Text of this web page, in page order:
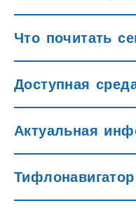
Что почитать
Доступная
Актуальная
Тифлонавигатор